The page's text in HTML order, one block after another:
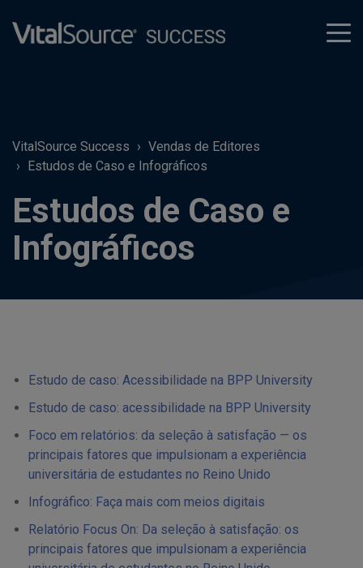
VitalSource Success
Vendas de Editores
Estudos de Caso e Infográficos
Estudos de Caso e
Infográficos
Estudo de caso: Acessibilidade na BPP University
Estudo de caso: acessibilidade na BPP University
Foco em relatórios: da seleção à satisfação — os
principais fatores que impulsionam a experiência
universitária de estudantes no Reino Unido
Infográfico: Faça mais com meios digitais
Relatório Focus On: Da seleção à satisfação: os
principais fatores que impulsionam a experiência